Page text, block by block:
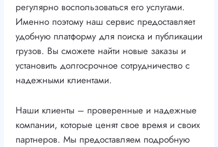
регулярно воспользоваться его услугами.
Именно поэтому наш сервис предоставляет
удобную платформу для поиска и публикации
грузов. Вы сможете найти новые заказы и
установить долгосрочное сотрудничество с
надежными клиентами.
Наши клиенты – проверенные и надежные
компании, которые ценят свое время и своих
партнеров. Мы предоставляем подробную